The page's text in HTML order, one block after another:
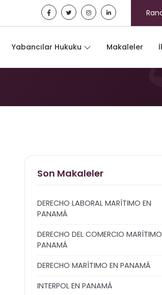
Yabancılar Hukuku Makaleler
Son Makaleler
DERECHO LABORAL MARÍTIMO EN
PANAMÁ
DERECHO DEL COMERCIO
PANAMÁ
DERECHO MARÍTIMO EN PANAMÁ
INTERPOL EN PANAMÁ